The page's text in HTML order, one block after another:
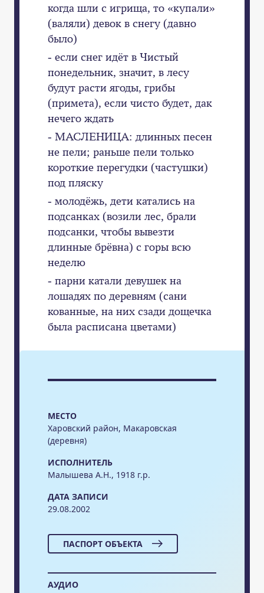
МЕСТО
Харовский район, Макаровская
(деревня)
ИСПОЛНИТЕЛЬ
Малышева А.Н., 1918 г.р.
ДАТА ЗАПИСИ
29.08.2002
ПАСПОРТ ОБЪЕКТА
АУДИО
когда шли с игрища, то «купали»
(валяли) девок в снегу (давно
было)
- если снег идёт в Чистый
понедельник, значит, в лесу
будут расти ягоды, грибы
(примета), если чисто будет, дак
нечего ждать
- МАСЛЕНИЦА: длинных песен
не пели; раньше пели только
короткие перегудки (частушки)
под пляску
- молодёжь, дети катались на
подсанках (возили лес, брали
подсанки, чтобы вывезти
длинные брёвна) с горы всю
неделю
- парни катали девушек на
лошадях по деревням (сани
кованные, на них сзади дощечка
была расписана цветами)